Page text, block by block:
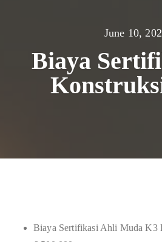
June 10,
Biaya
Biaya Sertifikasi Ahli Muda K3